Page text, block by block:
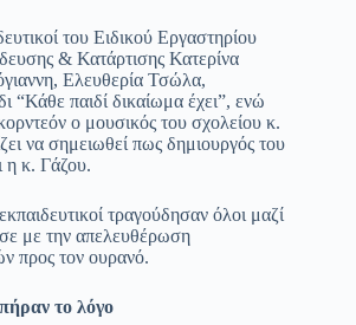
του Ειδικού Εργαστηρίου
& Κατάρτισης Κατερίνα
Ελευθερία Τσώλα,
“Κάθε παιδί δικαίωμα έχει”, ενώ
ο μουσικός του σχολείου κ.
να σημειωθεί πως δημιουργός του
η κ. Γάζου.
τραγούδησαν όλοι μαζί
με την απελευθέρωση
προς τον ουρανό.
το λόγο